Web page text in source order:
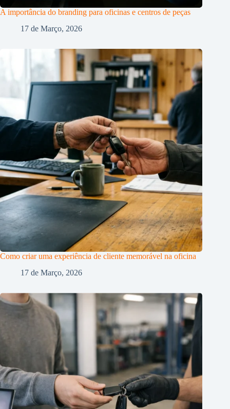
A importância do branding para oficinas e centros de peças
17 de Março, 2026
Como criar uma experiência de cliente memorável na oficina
17 de Março, 2026